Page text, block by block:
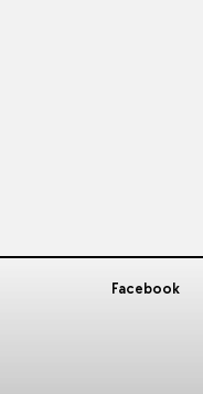
Facebook